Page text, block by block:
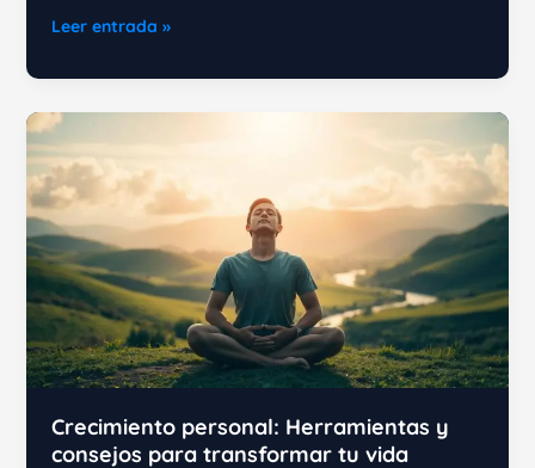
Aprende
usar
la
hipnosis
con
PNL
para
mejorar
tu
vida
Leer entrada »
Crecimiento personal: Herramientas y
consejos para transformar tu vida